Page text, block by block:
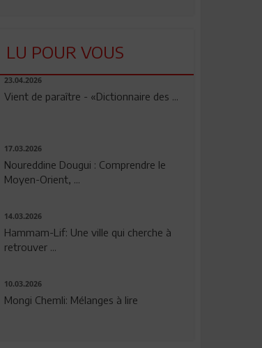
LU POUR VOUS
23.04.2026
Vient de paraître - «Dictionnaire des ...
17.03.2026
Noureddine Dougui : Comprendre le
Moyen-Orient, ...
14.03.2026
Hammam-Lif: Une ville qui cherche à
retrouver ...
10.03.2026
Mongi Chemli: Mélanges à lire